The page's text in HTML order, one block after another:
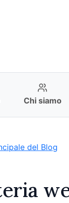
Chi siamo
del Blog